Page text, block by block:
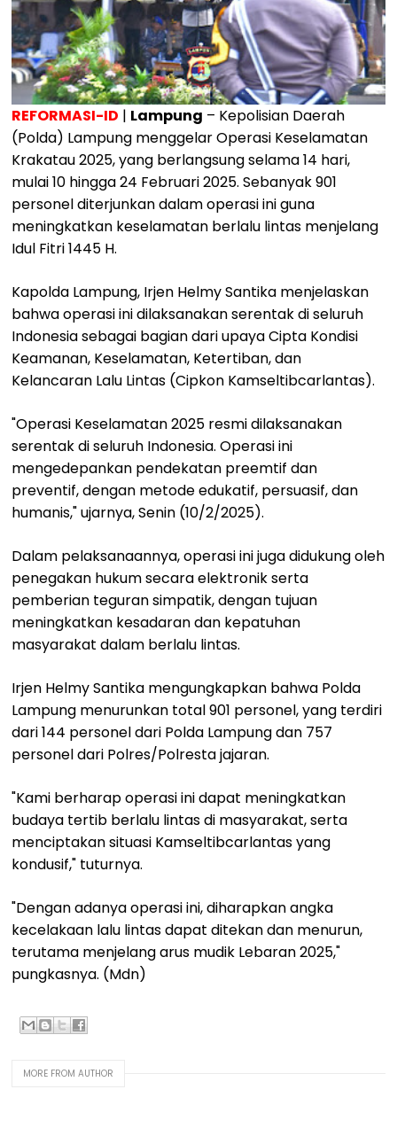
REFORMASI-ID | Lampung – Kepolisian Daerah
(Polda) Lampung menggelar Operasi Keselamatan
Krakatau 2025, yang berlangsung selama 14 hari,
mulai 10 hingga 24 Februari 2025. Sebanyak 901
personel diterjunkan dalam operasi ini guna
meningkatkan keselamatan berlalu lintas menjelang
Idul Fitri 1445 H.
Kapolda Lampung, Irjen Helmy Santika menjelaskan
bahwa operasi ini dilaksanakan serentak di seluruh
Indonesia sebagai bagian dari upaya Cipta Kondisi
Keamanan, Keselamatan, Ketertiban, dan
Kelancaran Lalu Lintas (Cipkon Kamseltibcarlantas).
"Operasi Keselamatan 2025 resmi dilaksanakan
serentak di seluruh Indonesia. Operasi ini
mengedepankan pendekatan preemtif dan
preventif, dengan metode edukatif, persuasif, dan
humanis," ujarnya, Senin (10/2/2025).
Dalam pelaksanaannya, operasi ini juga didukung oleh
penegakan hukum secara elektronik serta
pemberian teguran simpatik, dengan tujuan
meningkatkan kesadaran dan kepatuhan
masyarakat dalam berlalu lintas.
Irjen Helmy Santika mengungkapkan bahwa Polda
Lampung menurunkan total 901 personel, yang terdiri
dari 144 personel dari Polda Lampung dan 757
personel dari Polres/Polresta jajaran.
"Kami berharap operasi ini dapat meningkatkan
budaya tertib berlalu lintas di masyarakat, serta
menciptakan situasi Kamseltibcarlantas yang
kondusif," tuturnya.
"Dengan adanya operasi ini, diharapkan angka
kecelakaan lalu lintas dapat ditekan dan menurun,
terutama menjelang arus mudik Lebaran 2025,"
pungkasnya. (Mdn)
MORE FROM AUTHOR